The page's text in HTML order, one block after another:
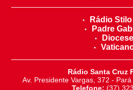
Rádio Stilo
Padre
Diocese
Rádio Santa Cruz
Av. Presidente Vargas, 372 -
Telefone: (37)